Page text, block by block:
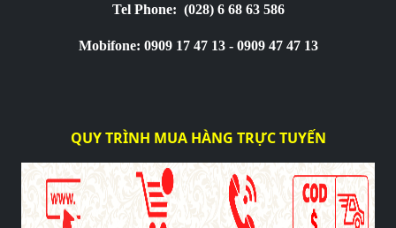
Tel Phone: (028) 6 68 63 586
Mobifone: 0909 17 47 13 - 0909 47 47 13
QUY TRÌNH MUA HÀNG TRỰC TUYẾN